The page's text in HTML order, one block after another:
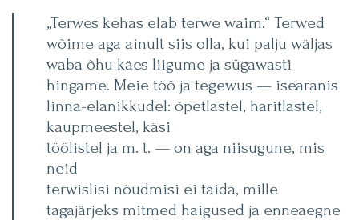
„Terwes kehas elab terwe waim.“ Terwed
wõime aga ainult siis olla, kui palju wäljas
waba õhu käes liigume ja sügawasti
hingame. Meie töö ja tegewus — iseäranis
linna-elanikkudel: õpetlastel, haritlastel,
kaupmeestel, käsi­
töölistel ja m. t. — on aga niisugune, mis
neid
terwislisi nõudmisi ei täida, mille
tagajärjeks mitmed haigused ja enneaegne